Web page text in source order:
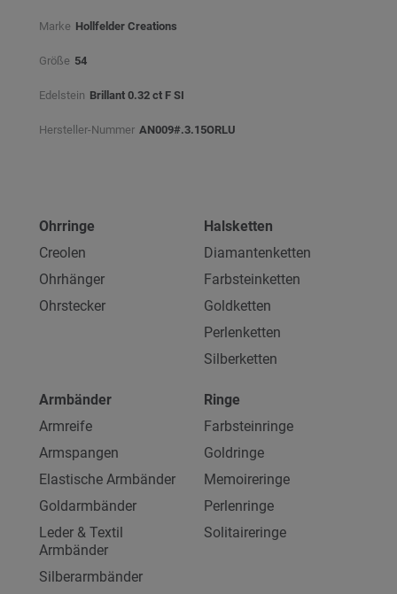
Marke Hollfelder Creations
Größe 54
Edelstein Brillant 0.32 ct F SI
Hersteller-Nummer AN009#.3.15ORLU
Ohrringe
Creolen
Ohrhänger
Ohrstecker
Halsketten
Diamantenketten
Farbsteinketten
Goldketten
Perlenketten
Silberketten
Armbänder
Armreife
Armspangen
Elastische Armbänder
Goldarmbänder
Leder & Textil
Armbänder
Silberarmbänder
Ringe
Farbsteinringe
Goldringe
Memoireringe
Perlenringe
Solitaireringe